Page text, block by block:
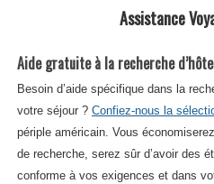
Assistance
Aide gratuite à la recherche
Besoin d’aide spécifique dans la
votre séjour ? Confiez-nous la
périple américain. Vous
de recherche, serez sûr d’avoir des
conforme à vos exigences et dans